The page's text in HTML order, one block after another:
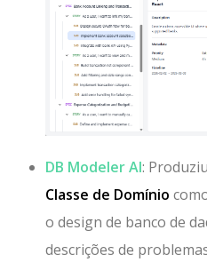
DB Modeler AI:
Classe de Domínio
o design de banco de
descrições de